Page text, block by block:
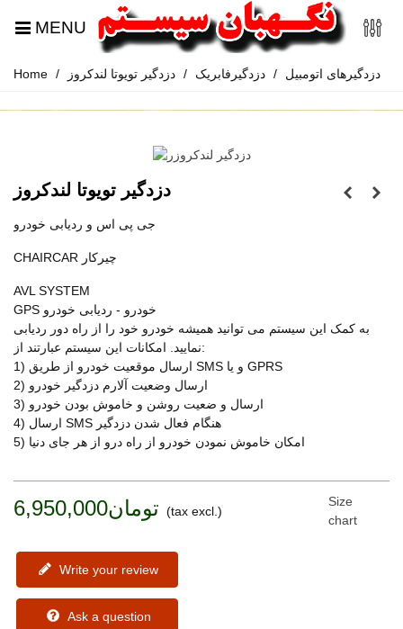
MENU
Home / دزدگیرهای اتومبیل / دزدگیرفابریک / دزدگیر تویوتا لندکروز
دزدگیر تویوتا لندکروز
جی پی اس و ردیابی خودرو
CHAIRCAR چیرکار
AVL SYSTEM
GPS خودرو - ردیابی خودرو
به کمک این سیستم می توانید همیشه خودرو خود را از راه دور ردیابی
نمایید. امکانات این سیستم عبارتند از:
1) ارسال موقعیت خودرو از طریق SMS و یا GPRS
2) ارسال وضعیت آلارم دزدگیر خودرو
3) ارسال و ضعیت روشن و خاموش بودن خودرو
4) ارسال SMS هنگام فعال شدن دزدگیر
5) امکان خاموش نمودن خودرو از راه درو از هر جای دنیا
تومان6,950,000 (tax excl.)
Write your review
Ask a question
Size
chart